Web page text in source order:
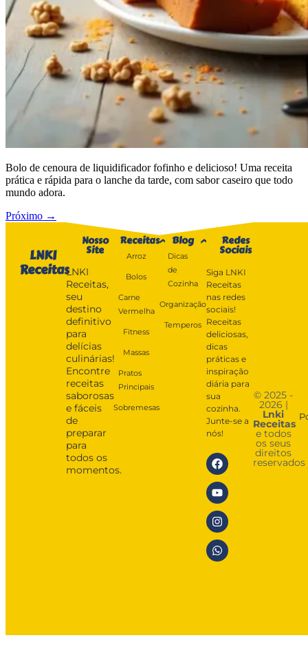
Bolo de cenoura de liquidificador fofinho e delicioso! Uma receita
prática e rápida para o lanche da tarde, com sabor caseiro que todo
mundo adora.
Próximo →
LNKI
Receitas
Nosso
Site
LNKI
Receitas,
seu
destino
definitivo
para
delícias
culinárias!
Encontre
receitas
saborosas
e fáceis
de
preparar
para
todos os
momentos.
Receitas
Arroz
Bolos
Carne
Vermelha
Fitness
Massas
Pratos
Principais
Sobremesas
Blog
Dicas
de
Cozinha
Organização
Temperos
Redes
Sociais
Siga LNKI
Receitas
nas redes
sociais!
Receitas
deliciosas,
dicas
práticas e
inspiração
diária para
sua
cozinha.
Junte-se a
nós!
© 2025 -
2026 |
Lnki
Receitas
e todos
os seus
direitos
reservados